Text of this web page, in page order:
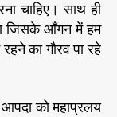
चाहिए। साथ ही
जिसके आँगन में हम
का गौरव पा रहे
को महाप्रलय